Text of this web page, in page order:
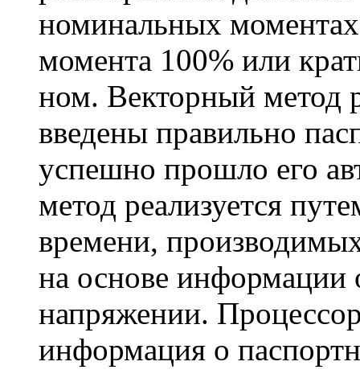
номинальных
момента 100% или
ном. Векторный метод
введены правильно
успешно прошло его
метод реализуется
времени,
на основе информации
напряжении.
информация о